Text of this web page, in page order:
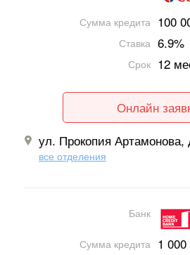
Сумма кредита 100
Ставка 6.9%
Срок 12
Онлайн
ул. Прокопия Артамонова,
все отделения
Банк
Сумма кредита 1